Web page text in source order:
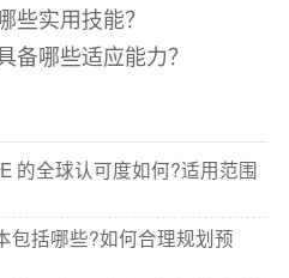
些实用技能？
备哪些适应能力？
的全球认可度如何?适用范围
包括哪些?如何合理规划预